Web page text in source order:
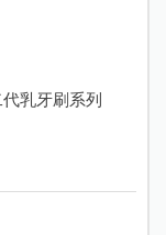
乳牙刷系列